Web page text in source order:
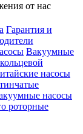
от нас
Гарантия и
Вакуумные
насосы
насосы
роторные